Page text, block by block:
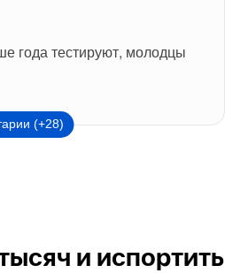
года тестируют, молодцы
(+28)
и испортить